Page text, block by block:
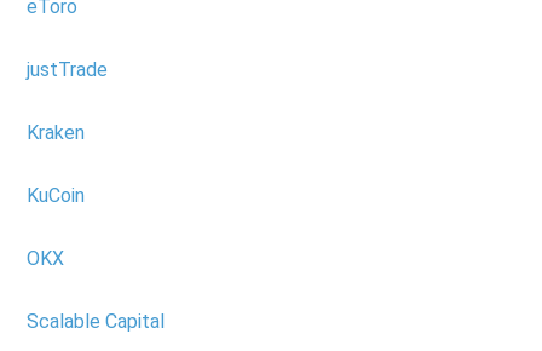
eToro
justTrade
Kraken
KuCoin
OKX
Scalable Capital